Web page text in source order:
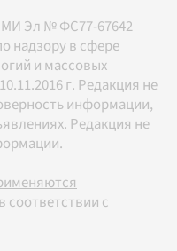
Эл № ФС77-67642
надзору в сфере
и массовых
г. Редакция не
информации,
Редакция не
соответствии с